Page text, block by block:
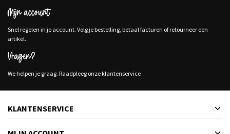
Mijn account
Snel regelen in je account. Volg je bestelling, betaal facturen of retourneer een
artikel.
Vragen?
We helpen je graag. Raadpleeg onze klantenservice
KLANTENSERVICE